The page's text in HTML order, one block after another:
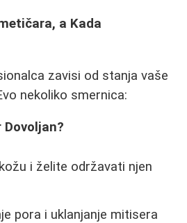
a Kada
zavisi od stanja vaše
nekoliko smernica:
i želite održavati njen
pora i uklanjanje mitisera